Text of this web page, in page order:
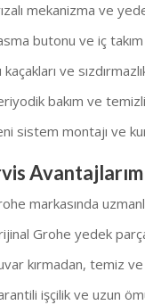
mekanizma ve
butonu ve iç
kaçakları ve
bakım ve
sistem montajı ve
markasında
Grohe yedek parça
kırmadan, temiz ve
işçilik ve uzun